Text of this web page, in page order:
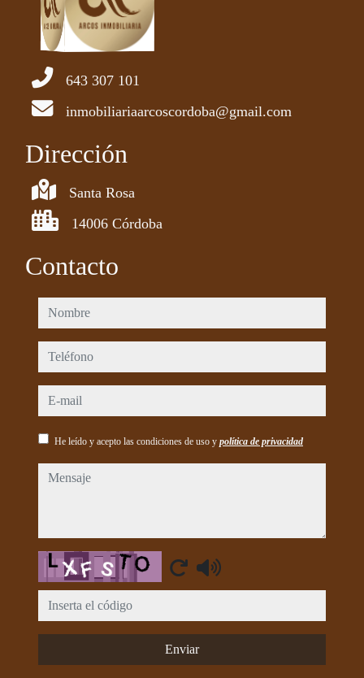
643 307 101
inmobiliariaarcoscordoba@gmail.com
Dirección
Santa Rosa
14006 Córdoba
Contacto
nombre
teléfono
e-mail
He leído y acepto las condiciones de uso y política de privacidad
mensaje
Captcha
Enviar